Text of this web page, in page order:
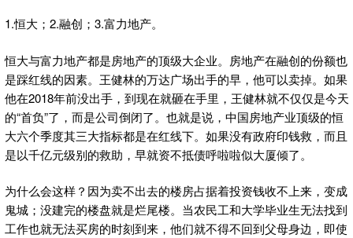
1.恒大；2.融创；3.富力地产。
恒大与富力地产都是房地产的顶级大企业。房地产在融创的份额也
是踩红线的因素。王健林的万达广场出手的早，他可以卖掉。如果
他在2018年前没出手，到现在就砸在手里，王健林就不仅仅是今天
的“首负”了，而是公司倒闭了。也就是说，中国房地产业顶级的恒
大六个季度其三大指标都是在红线下。如果没有政府印钱救，而且
是以千亿元级别的救助，早就资不抵债呼啦啦似大厦倾了。
为什么会这样？因为卖不出去的楼房占据着投资钱收不上来，变成
鬼城；没建完的楼盘就是烂尾楼。当农民工和大学毕业生无法找到
工作也就无法买房的时刻到来，他们就不得不回到父母身边，即使